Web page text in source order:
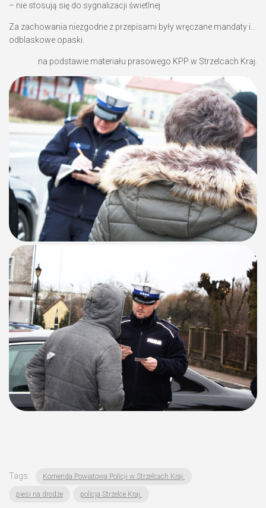
– nie stosują się do sygnalizacji świetlnej
Za zachowania niezgodne z przepisami były wręczane mandaty i…
odblaskowe opaski.
na podstawie materiału prasowego KPP w Strzelcach Kraj.
Tags: Komenda Powiatowa Policji w Strzelcach Kraj.
piesi na drodze policja Strzelce Kraj.